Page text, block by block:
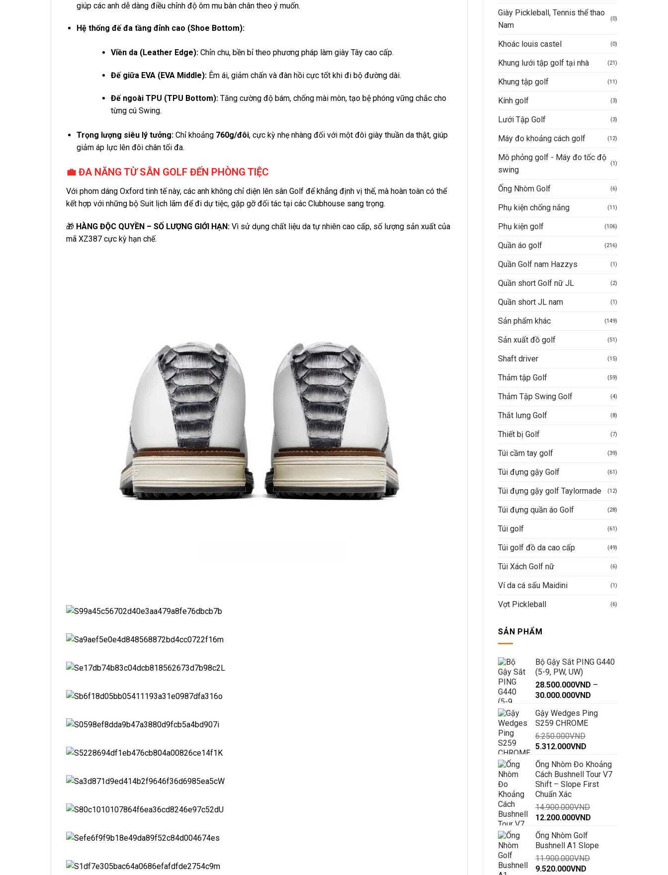
Giày Pickleball, Tennis thể thao
Nam
(0)
Khoác louis castel (0)
Khung lưới tập golf tại nhà (21)
Khung tập golf (11)
Kính golf (3)
Lưới Tập Golf (3)
Máy đo khoảng cách golf (12)
Mô phỏng golf - Máy đo tốc độ
swing
(1)
Ống Nhòm Golf (6)
Phụ kiện chống nắng (11)
Phụ kiện golf (106)
Quần áo golf (216)
Quần Golf nam Hazzys (1)
Quần short Golf nữ JL (2)
Quần short JL nam (1)
Sản phẩm khác (149)
Sản xuất đồ golf (51)
Shaft driver (15)
Thảm tập Golf (59)
Thảm Tập Swing Golf (4)
Thắt lưng Golf (8)
Thiết bị Golf (7)
Túi cầm tay golf (39)
Túi đựng gậy Golf (61)
Túi đựng gậy golf Taylormade (12)
Túi đựng quần áo Golf (28)
Túi golf (61)
Túi golf đồ da cao cấp (49)
Túi Xách Golf nữ (6)
Ví da cá sấu Maidini (1)
Vợt Pickleball (6)
SẢN PHẨM
Bộ Gậy Sắt PING G440
(5-9, PW, UW)
28.500.000VND –
30.000.000VND
từ
Gậy Wedges Ping
S259 CHROME
6.250.000VND
Giá
là:
6.250.000VND.
5.312.000VND
tại
là:
5.312.000VND.
Ống Nhòm Đo Khoảng
Cách Bushnell Tour V7
Shift – Slope First
Chuẩn Xác
14.900.000VND
Giá
là:
14.900.000VND.
12.200.000VND
là:
Ống Nhòm Golf
Bushnell A1 Slope
11.900.000VND
Giá
9.520.000VND
giúp các anh dễ dàng điều chỉnh độ ôm mu bàn chân theo ý muốn.
Hệ thống đế đa tầng đỉnh cao (Shoe Bottom):
Viền da (Leather Edge):Chỉn chu, bền bỉ theo phương pháp làm giày Tây cao cấp.
Đế giữa EVA (EVA Middle):Êm ái, giảm chấn và đàn hồi cực tốt khi đi bộ đường dài.
Đế ngoài TPU (TPU Bottom):Tăng cường độ bám, chống mài mòn, tạo bệ phóng vững chắc cho
từng cú Swing.
Trọng lượng siêu lý tưởng:Chỉ khoảng 760g/đôi, cực kỳ nhẹ nhàng đối với một đôi giày thuần da thật, giúp
giảm áp lực lên đôi chân tối đa.
💼 ĐA NĂNG TỪ SÂN GOLF ĐẾN PHÒNG TIỆC
Với phom dáng Oxford tinh tế này, các anh không chỉ diện lên sân Golf để khẳng định vị thế, mà hoàn toàn có thể
kết hợp với những bộ Suit lịch lãm để đi dự tiệc, gặp gỡ đối tác tại các Clubhouse sang trọng.
🎁 HÀNG ĐỘC QUYỀN – SỐ LƯỢNG GIỚI HẠN: Vì sử dụng chất liệu da tự nhiên cao cấp, số lượng sản xuất của
mã XZ387 cực kỳ hạn chế.